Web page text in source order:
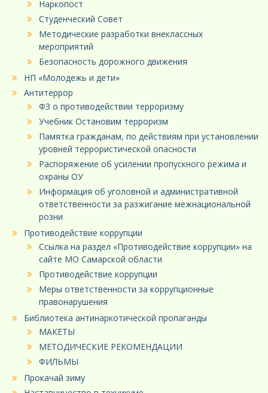
Наркопост
Студенческий Совет
Методические разработки внеклассных
мероприятий
Безопасность дорожного движения
НП «Молодежь и дети»
Антитеррор
ФЗ о противодействии терроризму
Учебник Остановим терроризм
Памятка гражданам, по действиям при установлении
уровней террористической опасности
Распоряжение об усилении пропускного режима и
охраны ОУ
Информация об уголовной и административной
ответственности за разжигание межнациональной
розни
Противодействие коррупции
Ссылка на раздел «Противодействие коррупции» на
сайте МО Самарской области
Противодействие коррупции
Меры ответственности за коррупционные
правонарушения
Библиотека антинаркотической пропаганды
МАКЕТЫ
МЕТОДИЧЕСКИЕ РЕКОМЕНДАЦИИ
ФИЛЬМЫ
Прокачай зиму